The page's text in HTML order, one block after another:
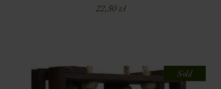
22,50zł
Sold